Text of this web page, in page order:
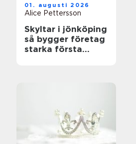
01. augusti 2026
Alice Pettersson
Skyltar i jönköping
så bygger företag
starka första